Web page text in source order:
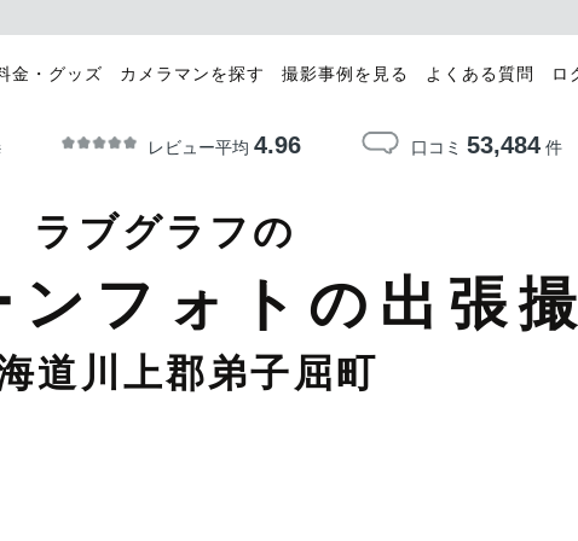
金・グッズ カメラマンを探す 撮影事例を見る よくある質問 ロ
レビュー平均 4.96 口コミ 53,484件
ラブグラフの
ンフォトの出張
道川上郡弟子屈町